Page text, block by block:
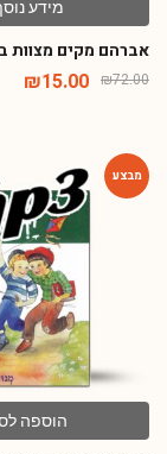
מידע
אברהם מקים מצוות
₪72.00
₪15.00
הוספה